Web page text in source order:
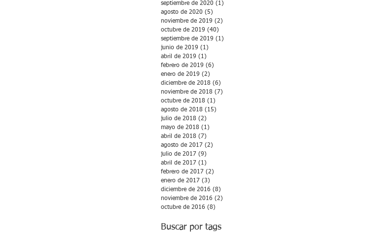
septiembre de 2020 (1)
agosto de 2020 (5)
noviembre de 2019 (2)
octubre de 2019 (40)
septiembre de 2019 (1)
junio de 2019 (1)
abril de 2019 (1)
febrero de 2019 (6)
enero de 2019 (2)
diciembre de 2018 (6)
noviembre de 2018 (7)
octubre de 2018 (1)
agosto de 2018 (15)
julio de 2018 (2)
mayo de 2018 (1)
abril de 2018 (7)
agosto de 2017 (2)
julio de 2017 (9)
abril de 2017 (1)
febrero de 2017 (2)
enero de 2017 (3)
diciembre de 2016 (8)
noviembre de 2016 (2)
octubre de 2016 (8)
Buscar por tags